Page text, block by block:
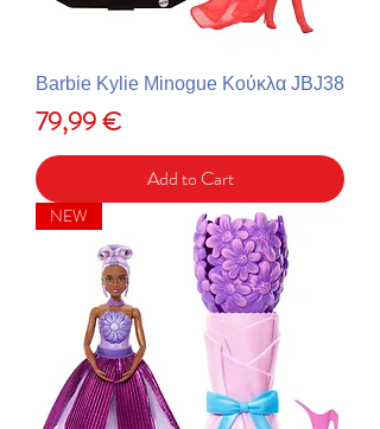
Barbie Kylie Minogue Κούκλα JBJ38
Price
79,99 €
Add to Cart
NEW